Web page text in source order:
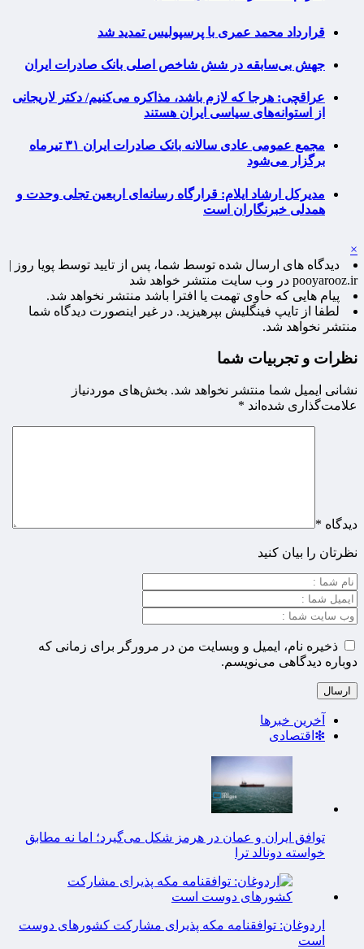
قرارداد محمد عمری با پرسپولیس تمدید شد
جهش بی‌سابقه در شش شاخص اصلی بانک صادرات ایران
عراقچی: هرجا که لازم باشد، مذاکره می‌کنیم/ دکتر لاریجانی
از استوانه‌های سیاسی ایران هستند
مجمع عمومی عادی سالانه بانک صادرات ایران ۳۱ تیرماه
برگزار می‌شود
مدیرکل ارشاد ایلام: قرارگاه رسانه‌ای اربعین تجلی وحدت و
همدلی خبرنگاران است
×
دیدگاه های ارسال شده توسط شما، پس از تایید توسط پویا روز |
pooyarooz.ir در وب سایت منتشر خواهد شد
پیام هایی که حاوی تهمت یا افترا باشد منتشر نخواهد شد.
لطفا از تایپ فینگلیش بپرهیزید. در غیر اینصورت دیدگاه شما
منتشر نخواهد شد.
نظرات و تجربیات شما
نشانی ایمیل شما منتشر نخواهد شد. بخش‌های موردنیاز
علامت‌گذاری شده‌اند *
دیدگاه *
نظرتان را بیان کنید
ذخیره نام، ایمیل و وبسایت من در مرورگر برای زمانی که
دوباره دیدگاهی می‌نویسم.
آخرین خبرها
❇اقتصادی
توافق ایران و عمان در هرمز شکل می‌گیرد؛ اما نه مطابق
خواسته دونالد ترا
اردوغان: توافقنامه مکه پذیرای مشارکت کشورهای دوست
است